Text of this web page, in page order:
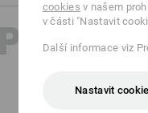
cookies v našem
v části "Nastavit
Další informace viz
Nastavit